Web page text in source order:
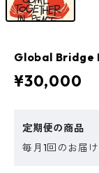
Global
¥30,000
定期便の商品
毎月1回のお届け